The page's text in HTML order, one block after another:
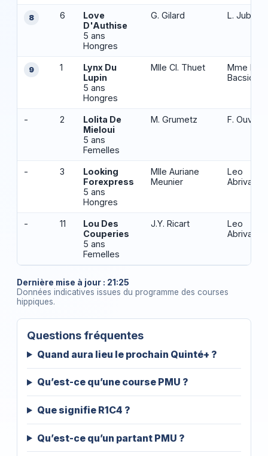
8 6
Love
D'Authise
5 ans
Hongres
G. Gilard L. Jublot
9 1
Lynx Du
Lupin
5 ans
Hongres
Mlle Cl. Thuet
Mme M.
Bacsich
- 2
Lolita De
Mieloui
5 ans
Femelles
M. Grumetz F. Ouvrie
- 3
Looking
Forexpress
5 ans
Hongres
Mlle Auriane
Meunier
Leo
Abrivard
- 11
Lou Des
Couperies
5 ans
Femelles
J.Y. Ricart
Leo
Abrivard
Dernière mise à jour : 21:25
Données indicatives issues du programme des courses
hippiques.
Questions fréquentes
Quand aura lieu le prochain Quinté+ ?
Qu’est-ce qu’une course PMU ?
Que signifie R1C4 ?
Qu’est-ce qu’un partant PMU ?